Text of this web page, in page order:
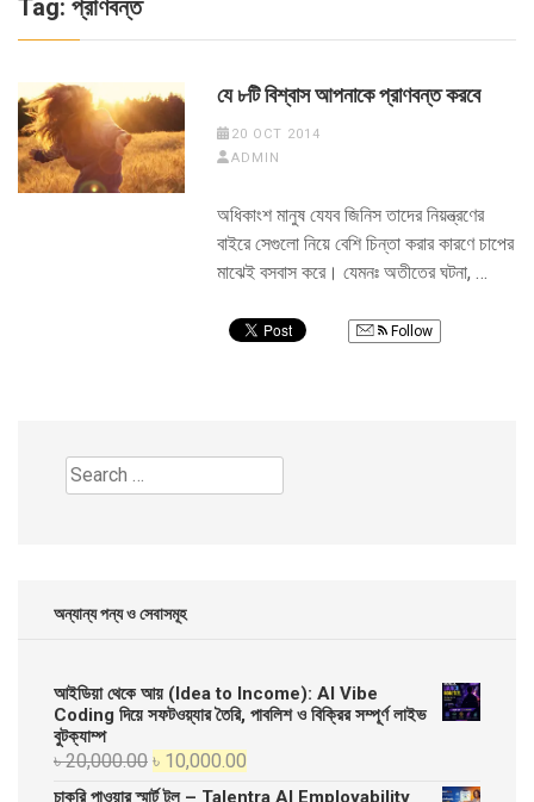
Tag: প্রাণবন্ত
যে ৮টি বিশ্বাস আপনাকে প্রাণবন্ত করবে
20 OCT 2014
ADMIN
অধিকাংশ মানুষ যেযব জিনিস তাদের নিয়ন্ত্রণের
বাইরে সেগুলো নিয়ে বেশি চিন্তা করার কারণে চাপের
মাঝেই বসবাস করে। যেমনঃ অতীতের ঘটনা, …
Follow
Search
for:
অন্যান্য পন্য ও সেবাসমূহ
আইডিয়া থেকে আয় (Idea to Income): AI Vibe
Coding দিয়ে সফটওয়্যার তৈরি, পাবলিশ ও বিক্রির সম্পূর্ণ লাইভ
বুটক্যাম্প
৳20,000.00 Original
price
৳ 10,000.00
price
চাকরি পাওয়ার স্মার্ট টুল – Talentra AI Employability